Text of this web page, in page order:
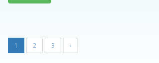
1 2 3 ›